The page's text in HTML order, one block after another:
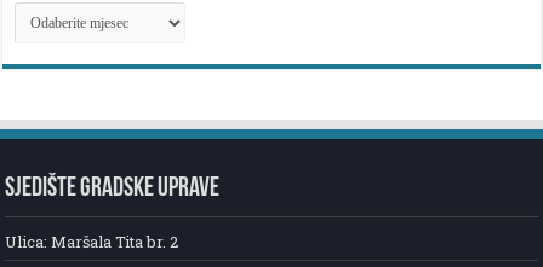
ARHIVA
NOVOSTI
SJEDIŠTE GRADSKE UPRAVE
Ulica: Maršala Tita br. 2